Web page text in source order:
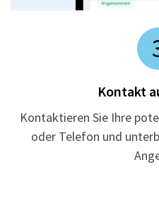
Kontakt
Kontaktieren Sie Ihre
oder Telefon und